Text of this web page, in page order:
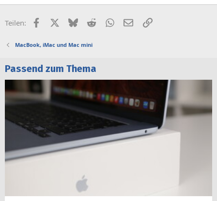
Teilen: FacebookX (Twitter)
BlueskyRedditWhatsApp
E-MailLink
MacBook, iMac und Mac mini
Passend zum Thema